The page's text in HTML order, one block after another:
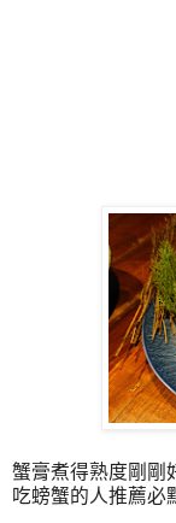
蟹膏煮得熟度剛剛
吃螃蟹的人推薦必